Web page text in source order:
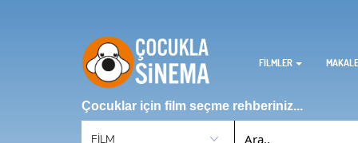
FİLMLER
Çocuklar için film seçme rehberiniz...